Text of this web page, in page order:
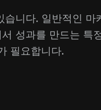
니다. 일반적인 마
성과를 만드는 특
필요합니다.